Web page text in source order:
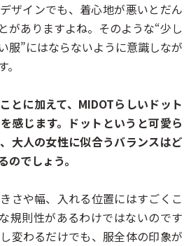
ザインでも、着心地が悪いとだん
がありますよね。そのような“少し
服”にはならないように意識しなが
に加えて、MIDOTらしいドット
感じます。ドットというと可愛ら
大人の女性に似合うバランスはど
のでしょう。
さや幅、入れる位置にはすごくこ
規則性があるわけではないのです
変わるだけでも、服全体の印象が